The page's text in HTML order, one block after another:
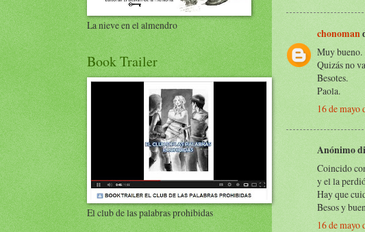
chonoman
Muy bueno.
Quizás no
Besotes.
Paola.
16 de mayo
Anónimo
Coincido
y el la
Hay que
Besos y
16 de mayo
La nieve en el almendro
Book Trailer
El club de las palabras prohibidas